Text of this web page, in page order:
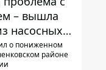
– вышла
насосных
о пониженном
районе